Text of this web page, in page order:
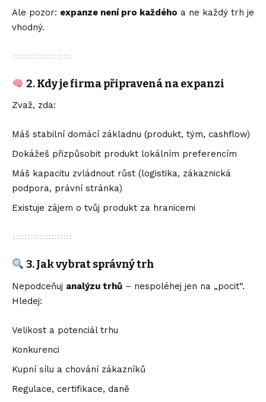
Ale pozor: expanze není pro každého a ne každý trh je
vhodný.
2. Kdy je firma připravená na expanzi
Zvaž, zda:
Máš stabilní domácí základnu (produkt, tým, cashflow)
Dokážeš přizpůsobit produkt lokálním preferencím
Máš kapacitu zvládnout růst (logistika, zákaznická
podpora, právní stránka)
Existuje zájem o tvůj produkt za hranicemi
3. Jak vybrat správný trh
Nepodceňuj analýzu trhů – nespoléhej jen na „pocit“.
Hledej:
Velikost a potenciál trhu
Konkurenci
Kupní sílu a chování zákazníků
Regulace, certifikace, daně